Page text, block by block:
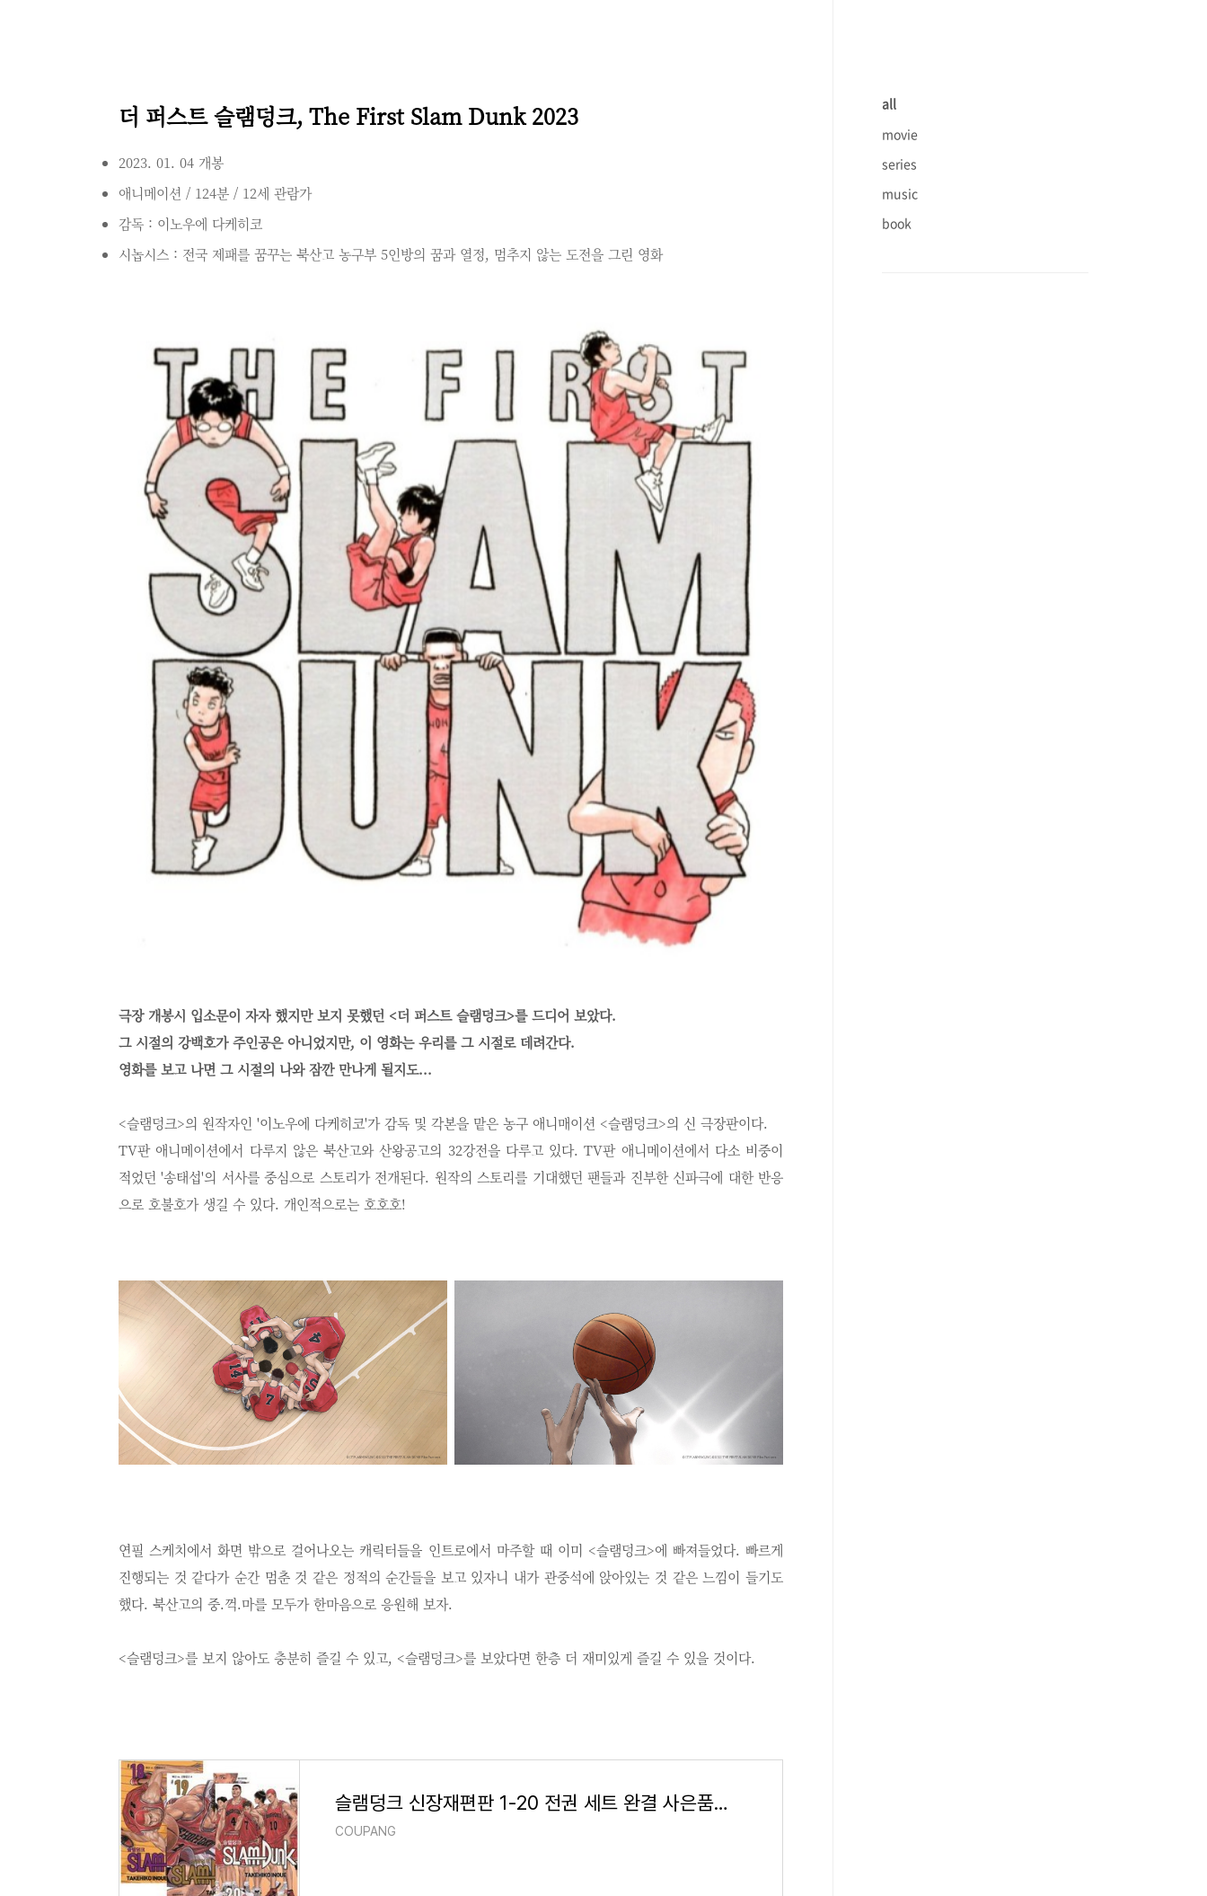
더 퍼스트 슬램덩크, The First Slam Dunk 2023
2023. 01. 04 개봉
애니메이션 / 124분 / 12세 관람가
감독 : 이노우에 다케히코
시놉시스 : 전국 제패를 꿈꾸는 북산고 농구부 5인방의 꿈과 열정, 멈추지 않는 도전을 그린 영화
극장 개봉시 입소문이 자자 했지만 보지 못했던 <더 퍼스트 슬램덩크>를 드디어 보았다.
그 시절의 강백호가 주인공은 아니었지만, 이 영화는 우리를 그 시절로 데려간다.
영화를 보고 나면 그 시절의 나와 잠깐 만나게 될지도...
<슬램덩크>의 원작자인 '이노우에 다케히코'가 감독 및 각본을 맡은 농구 애니매이션 <슬램덩크>의 신 극장판이다.
TV판 애니메이션에서 다루지 않은 북산고와 산왕공고의 32강전을 다루고 있다. TV판 애니메이션에서 다소 비중이
적었던 '송태섭'의 서사를 중심으로 스토리가 전개된다. 원작의 스토리를 기대했던 팬들과 진부한 신파극에 대한 반응
으로 호불호가 생길 수 있다. 개인적으로는 호호호!
연필 스케치에서 화면 밖으로 걸어나오는 캐릭터들을 인트로에서 마주할 때 이미 <슬램덩크>에 빠져들었다. 빠르게
진행되는 것 같다가 순간 멈춘 것 같은 정적의 순간들을 보고 있자니 내가 관중석에 앉아있는 것 같은 느낌이 들기도
했다. 북산고의 중.꺽.마를 모두가 한마음으로 응원해 보자.
<슬램덩크>를 보지 않아도 충분히 즐길 수 있고, <슬램덩크>를 보았다면 한층 더 재미있게 즐길 수 있을 것이다.
슬램덩크 신장재편판 1-20 전권 세트 완결 사은품증정
COUPANG
all
movie
series
music
book